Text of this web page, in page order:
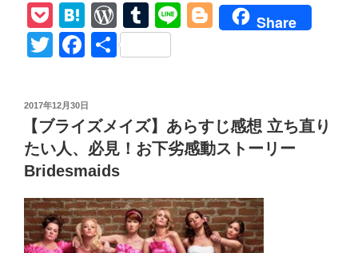
シ
デ
ィ
ネ
タ
バ
レ
of
Body
Experience!
P
o
ck
H
at
e
a
W
or
d
e
ss
T
u
m
r
Li
Bl
er
Share
T
tt
er
F
c
e
b
o
o
k
共
投
日:
2017年12月30日
【ブライズメイズ】あらすじ感想 立ち直り
たい人、必見！お下劣感動ストーリー
Bridesmaids